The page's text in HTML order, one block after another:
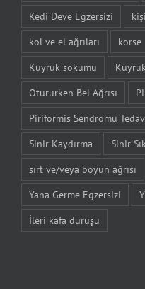
Kedi Deve Egzersizi
kol ve el ağrıları
korse
Kuyruk sokumu
Otururken Bel Ağrısı
Piriformis Sendromu
Sinir Kaydırma
Sinir
sırt ve/veya boyun ağrısı
Yana Germe Egzersizi
İleri kafa duruşu